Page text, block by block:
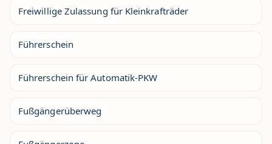
Freiwillige Zulassung für Kleinkrafträder
Führerschein
Führerschein für Automatik-PKW
Fußgängerüberweg